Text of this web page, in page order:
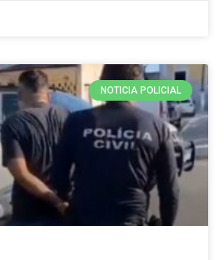
NOTICIA POLICIAL